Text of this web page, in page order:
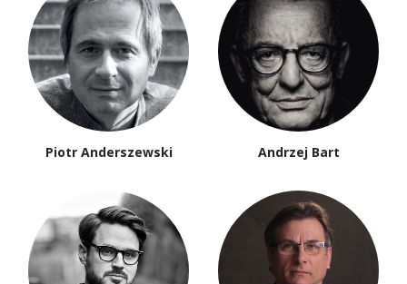
Piotr Anderszewski Andrzej Bart